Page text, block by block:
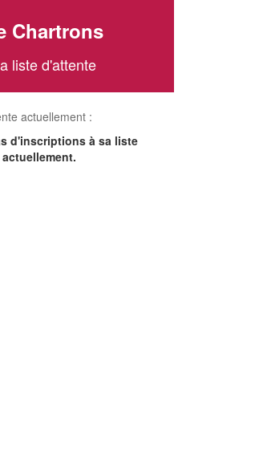
Chartrons
liste d'attente
actuellement :
d'inscriptions à sa liste